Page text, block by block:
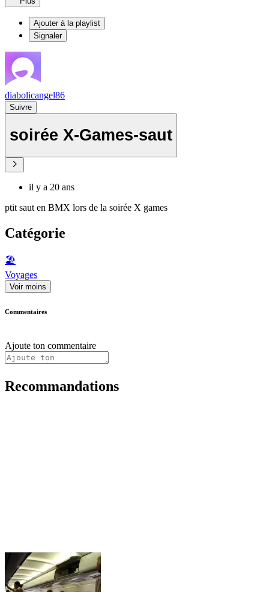
Ajouter à la playlist
Signaler
diabolicangel86
Suivre
soirée X-Games-saut
il y a 20 ans
ptit saut en BMX lors de la soirée X games
Catégorie
🏖
Voyages
Voir moins
Commentaires
Ajoute ton commentaire
Recommandations